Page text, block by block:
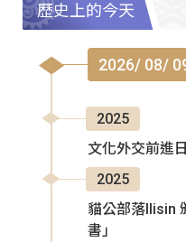
歷史上的今天
2026/ 08/
2025
文化外交前進
2025
貓公部落Ilisin
書」